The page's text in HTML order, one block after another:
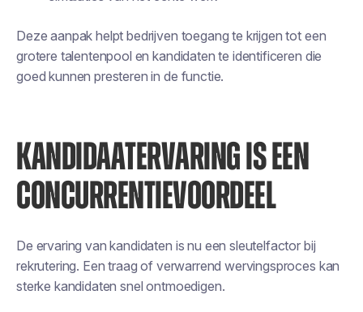
Deze aanpak helpt bedrijven toegang te krijgen tot een
grotere talentenpool en kandidaten te identificeren die
goed kunnen presteren in de functie.
KANDIDAATERVARING IS EEN
CONCURRENTIEVOORDEEL
De ervaring van kandidaten is nu een sleutelfactor bij
rekrutering. Een traag of verwarrend wervingsproces kan
sterke kandidaten snel ontmoedigen.